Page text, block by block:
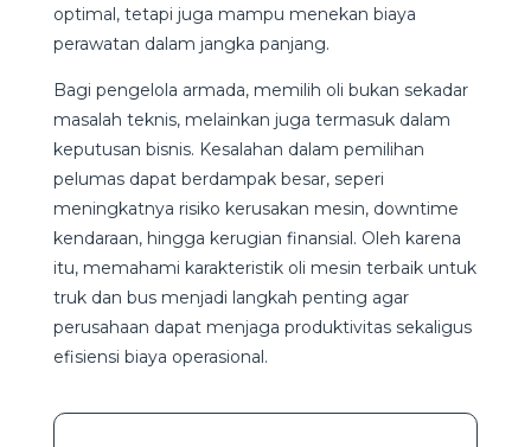
optimal, tetapi juga mampu menekan biaya
perawatan dalam jangka panjang.
Bagi pengelola armada, memilih oli bukan sekadar
masalah teknis, melainkan juga termasuk dalam
keputusan bisnis. Kesalahan dalam pemilihan
pelumas dapat berdampak besar, seperi
meningkatnya risiko kerusakan mesin, downtime
kendaraan, hingga kerugian finansial. Oleh karena
itu, memahami karakteristik oli mesin terbaik untuk
truk dan bus menjadi langkah penting agar
perusahaan dapat menjaga produktivitas sekaligus
efisiensi biaya operasional.